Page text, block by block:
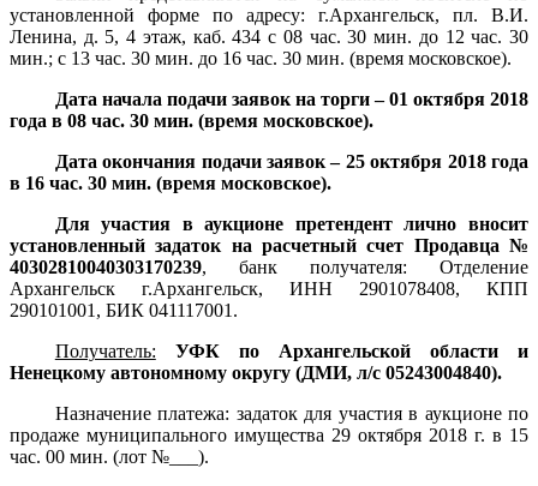
установленной форме по адресу: г.Архангельск, пл. В.И.
Ленина, д. 5, 4 этаж, каб. 434 с 08 час. 30 мин. до 12 час. 30
мин.; с 13 час. 30 мин. до 16 час. 30 мин. (время московское).
Дата начала подачи заявок на торги – 01 октября 2018
года в 08 час. 30 мин. (время московское).
Дата окончания подачи заявок – 25 октября 2018 года
в 16 час. 30 мин. (время московское).
Для участия в аукционе претендент лично вносит
установленный задаток на расчетный счет Продавца №
40302810040303170239, банк получателя: Отделение
Архангельск г.Архангельск, ИНН 2901078408, КПП
290101001, БИК 041117001.
Получатель:
УФК по Архангельской области и
Ненецкому автономному округу (ДМИ, л/с 05243004840).
Назначение платежа: задаток для участия в аукционе по
продаже муниципального имущества 29 октября 2018 г. в 15
час. 00 мин. (лот №___).